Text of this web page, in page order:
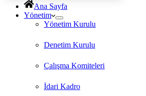
Ana Sayfa
Yönetim
Yönetim Kurulu
Denetim Kurulu
Çalışma Komiteleri
İdari Kadro